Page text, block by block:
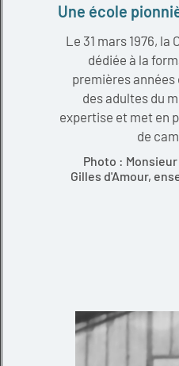
Une école
Le 31 mars 1976,
dédiée à la
premières années
des adultes du
expertise et met en
de
Photo :
Gilles d'Amour,